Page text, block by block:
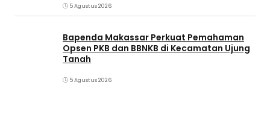
5 Agustus 2026
Bapenda Makassar Perkuat Pemahaman
Opsen PKB dan BBNKB di Kecamatan Ujung
Tanah‎
5 Agustus 2026